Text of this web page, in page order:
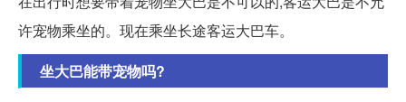
许宠物乘坐的。现在乘坐长途客运大巴车。
坐大巴能带宠物吗?